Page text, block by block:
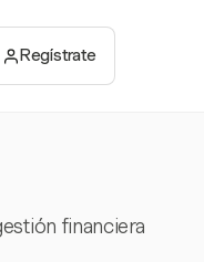
Regístrate
financiera